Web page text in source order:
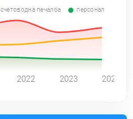
счетоводна печалба персонал
2022 2023 2024